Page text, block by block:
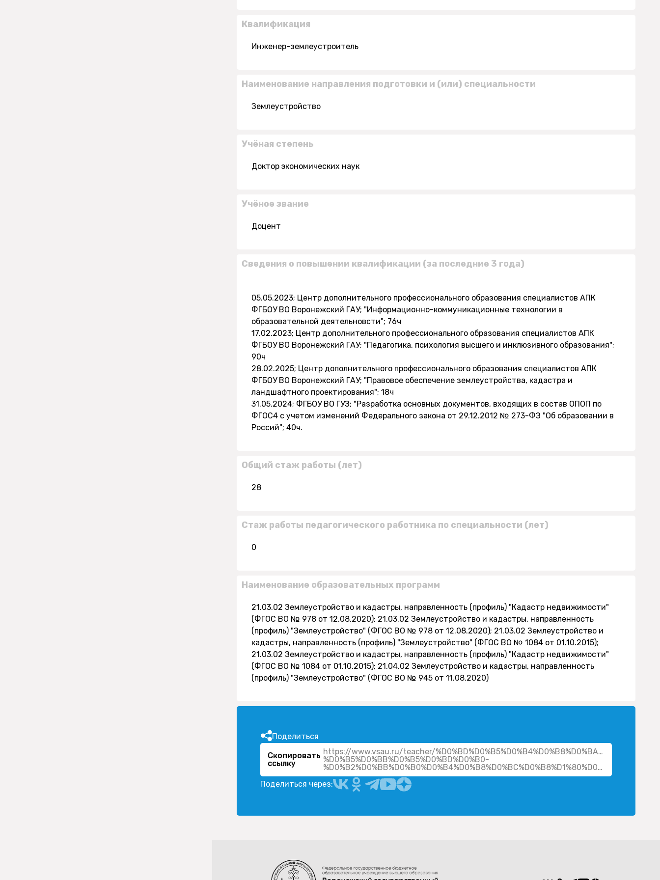
Квалификация
Инженер-землеустроитель
Наименование направления подготовки и (или) специальности
Землеустройство
Учёная степень
Доктор экономических наук
Учёное звание
Доцент
Сведения о повышении квалификации (за последние 3 года)
05.05.2023; Центр дополнительного профессионального образования специалистов АПК
ФГБОУ ВО Воронежский ГАУ; "Информационно-коммуникационные технологии в
образовательной деятельновсти"; 76ч
17.02.2023; Центр дополнительного профессионального образования специалистов АПК
ФГБОУ ВО Воронежский ГАУ; "Педагогика, психология высшего и инклюзивного образования";
90ч
28.02.2025; Центр дополнительного профессионального образования специалистов АПК
ФГБОУ ВО Воронежский ГАУ; "Правовое обеспечение землеустройства, кадастра и
ландшафтного проектирования"; 18ч
31.05.2024; ФГБОУ ВО ГУЗ; "Разработка основных документов, входящих в состав ОПОП по
ФГОС4 с учетом изменений Федерального закона от 29.12.2012 № 273-ФЗ "Об образовании в
Россий"; 40ч.
Общий стаж работы (лет)
28
Стаж работы педагогического работника по специальности (лет)
0
Наименование образовательных программ
21.03.02 Землеустройство и кадастры, направленность (профиль) "Кадастр недвижимости"
(ФГОС ВО № 978 от 12.08.2020); 21.03.02 Землеустройство и кадастры, направленность
(профиль) "Землеустройство" (ФГОС ВО № 978 от 12.08.2020); 21.03.02 Землеустройство и
кадастры, направленность (профиль) "Землеустройство" (ФГОС ВО № 1084 от 01.10.2015);
21.03.02 Землеустройство и кадастры, направленность (профиль) "Кадастр недвижимости"
(ФГОС ВО № 1084 от 01.10.2015); 21.04.02 Землеустройство и кадастры, направленность
(профиль) "Землеустройство" (ФГОС ВО № 945 от 11.08.2020)
Поделиться
Скопировать
ссылку
https://www.vsau.ru/teacher/
%D0%B5%D0%BB%D0%B5%D0%BD%D0%B0-
%D0%B2%D0%BB%D0%B0%D0%B4%D0%B8%D0%BC%D0%B8%D1%80%D0%BE%D0%B2%D0%BD%D0%B0/
Поделиться через: